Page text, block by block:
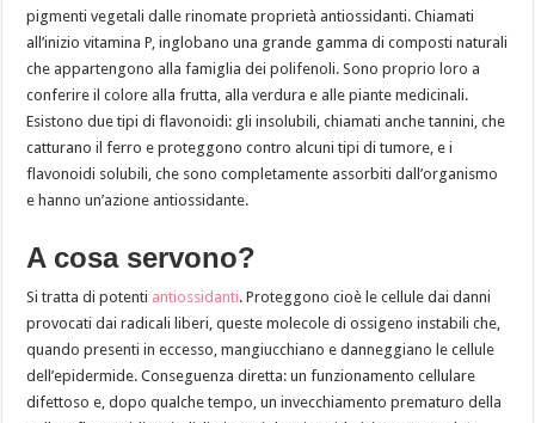
pigmenti vegetali dalle rinomate proprietà antiossidanti. Chiamati
all’inizio vitamina P, inglobano una grande gamma di composti naturali
che appartengono alla famiglia dei polifenoli. Sono proprio loro a
conferire il colore alla frutta, alla verdura e alle piante medicinali.
Esistono due tipi di flavonoidi: gli insolubili, chiamati anche tannini, che
catturano il ferro e proteggono contro alcuni tipi di tumore, e i
flavonoidi solubili, che sono completamente assorbiti dall’organismo
e hanno un’azione antiossidante.
A cosa servono?
Si tratta di potenti antiossidanti. Proteggono cioè le cellule dai danni
provocati dai radicali liberi, queste molecole di ossigeno instabili che,
quando presenti in eccesso, mangiucchiano e danneggiano le cellule
dell’epidermide. Conseguenza diretta: un funzionamento cellulare
difettoso e, dopo qualche tempo, un invecchiamento prematuro della